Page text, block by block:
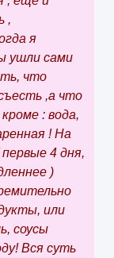
,
я
ушли сами
что
,а что
: вода,
! На
4 дня,
)
или
соусы
Вся суть